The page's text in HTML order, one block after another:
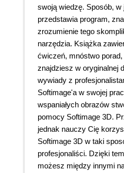
swoją wiedzę. Sposób, w
przedstawia program,
zrozumienie tego
narzędzia. Książka
ćwiczeń, mnóstwo
znajdziesz w oryginalnej
wywiady z
Softimage'a w swojej
wspaniałych obrazów
pomocy Softimage 3D.
jednak nauczy Cię
Softimage 3D w taki
profesjonaliści. Dzięki
możesz między innymi